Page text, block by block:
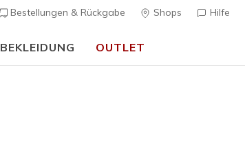
Bestellungen & Rückgabe Shops Hilfe
BEKLEIDUNG OUTLET